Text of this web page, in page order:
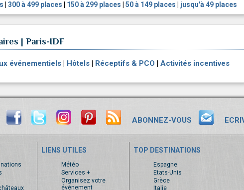
300 à 499 places 150 à 299 places 50 à 149 places jusqu'à 49 places
| Paris-IDF
événementiels | Hôtels | Réceptifs & PCO | Activités incentives
ABONNEZ-VOUS
LIENS UTILES
Météo
Services +
Organisez votre
événement
TOP DESTINATIONS
Espagne
Etats-Unis
Grèce
Italie